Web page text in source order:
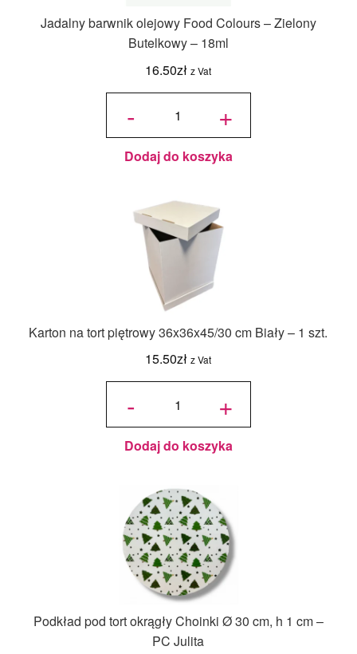
Jadalny barwnik olejowy Food Colours – Zielony
Butelkowy – 18ml
16.50zł z Vat
-
ilość
olejowy
Food
Zielony
Butelkowy
+
Dodaj do koszyka
Karton na tort piętrowy 36x36x45/30 cm Biały – 1 szt.
15.50zł z Vat
-
ilość Karton
36x36x45/30
cm Biały - 1
szt. +
Dodaj do koszyka
Podkład pod tort okrągły Choinki Ø 30 cm, h 1 cm –
PC Julita